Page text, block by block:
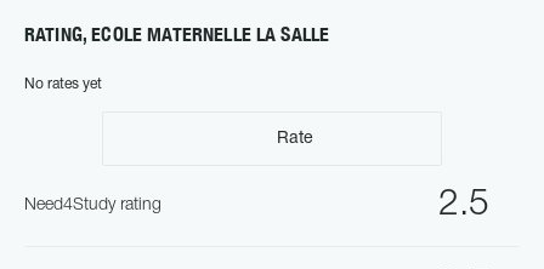
RATING, ECOLE MATERNELLE LA SALLE
No rates yet
Rate
2.5
Need4Study rating